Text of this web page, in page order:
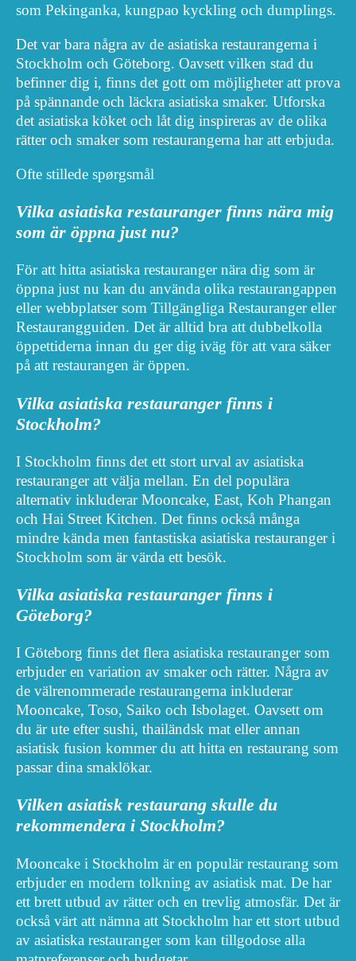
som Pekinganka, kungpao kyckling och dumplings.
Det var bara några av de asiatiska restaurangerna i
Stockholm och Göteborg. Oavsett vilken stad du
befinner dig i, finns det gott om möjligheter att prova
på spännande och läckra asiatiska smaker. Utforska
det asiatiska köket och låt dig inspireras av de olika
rätter och smaker som restaurangerna har att erbjuda.
Ofte stillede spørgsmål
Vilka asiatiska restauranger finns nära mig
som är öppna just nu?
För att hitta asiatiska restauranger nära dig som är
öppna just nu kan du använda olika restaurangappen
eller webbplatser som Tillgängliga Restauranger eller
Restaurangguiden. Det är alltid bra att dubbelkolla
öppettiderna innan du ger dig iväg för att vara säker
på att restaurangen är öppen.
Vilka asiatiska restauranger finns i
Stockholm?
I Stockholm finns det ett stort urval av asiatiska
restauranger att välja mellan. En del populära
alternativ inkluderar Mooncake, East, Koh Phangan
och Hai Street Kitchen. Det finns också många
mindre kända men fantastiska asiatiska restauranger i
Stockholm som är värda ett besök.
Vilka asiatiska restauranger finns i
Göteborg?
I Göteborg finns det flera asiatiska restauranger som
erbjuder en variation av smaker och rätter. Några av
de välrenommerade restaurangerna inkluderar
Mooncake, Toso, Saiko och Isbolaget. Oavsett om
du är ute efter sushi, thailändsk mat eller annan
asiatisk fusion kommer du att hitta en restaurang som
passar dina smaklökar.
Vilken asiatisk restaurang skulle du
rekommendera i Stockholm?
Mooncake i Stockholm är en populär restaurang som
erbjuder en modern tolkning av asiatisk mat. De har
ett brett utbud av rätter och en trevlig atmosfär. Det är
också värt att nämna att Stockholm har ett stort utbud
av asiatiska restauranger som kan tillgodose alla